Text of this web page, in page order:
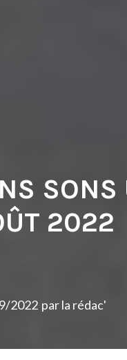
SONS
2022
2022 parla rédac'